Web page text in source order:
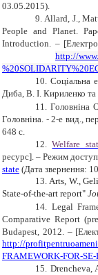
03.05.2015).
9. Allard, J.,
People and Planet.
Introduction. –
http://
10. Соціальна
Диба, В. І. Кириленко
11. Головніна
Головніна. - 2-е вид.,
648 с.
12.Welfare
ресурс]. – Режим
state (Дата звернення: 10
13. Arts, W.,
State-of-the-art report"
14. Legal
Comparative Report
Budapest, 2012. –
http://
FRAMEWORK-FOR-
15. Drencheva,